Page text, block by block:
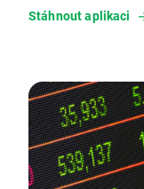
Stáhnout aplikaci